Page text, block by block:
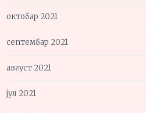
октобар 2021
септембар 2021
август 2021
јул 2021